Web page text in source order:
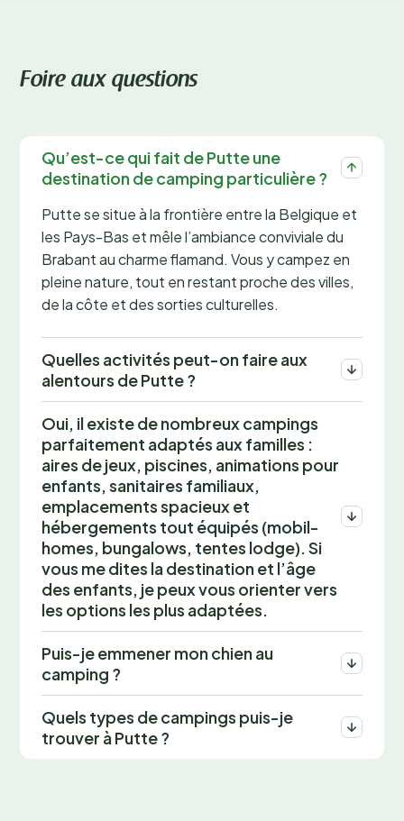
Foire aux questions
Qu’est-ce qui fait de Putte une
destination de camping particulière ?
Putte se situe à la frontière entre la Belgique et
les Pays-Bas et mêle l’ambiance conviviale du
Brabant au charme flamand. Vous y campez en
pleine nature, tout en restant proche des villes,
de la côte et des sorties culturelles.
Quelles activités peut-on faire aux
alentours de Putte ?
Oui, il existe de nombreux campings
parfaitement adaptés aux familles :
aires de jeux, piscines, animations pour
enfants, sanitaires familiaux,
emplacements spacieux et
hébergements tout équipés (mobil-
homes, bungalows, tentes lodge). Si
vous me dites la destination et l’âge
des enfants, je peux vous orienter vers
les options les plus adaptées.
Puis-je emmener mon chien au
camping ?
Quels types de campings puis-je
trouver à Putte ?